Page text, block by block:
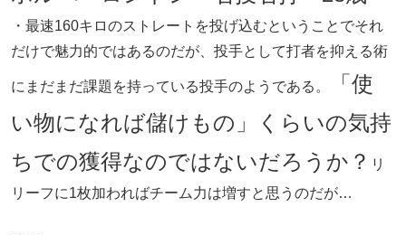
・最速160キロのストレートを投げ込むということでそれ
だけで魅力的ではあるのだが、投手として打者を抑える術
にまだまだ課題を持っている投手のようである。
「使
い物になれば儲けもの」くらいの気持
ちでの獲得なのではないだろうか？ リ
リーフに1枚加わればチーム力は増すと思うのだが…